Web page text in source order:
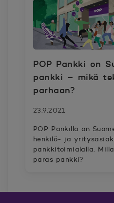
POP Pankki on
pankki – mikä
parhaan?
23.9.2021
POP Pankilla on
henkilö- ja
pankkitoimialalla.
paras pankki?